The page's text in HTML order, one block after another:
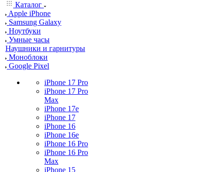
Каталог
Apple iPhone
Samsung Galaxy
Ноутбуки
Умные часы
Наушники и гарнитуры
Моноблоки
Google Pixel
iPhone 17 Pro
iPhone 17 Pro
Max
iPhone 17e
iPhone 17
iPhone 16
iPhone 16e
iPhone 16 Pro
iPhone 16 Pro
Max
iPhone 15